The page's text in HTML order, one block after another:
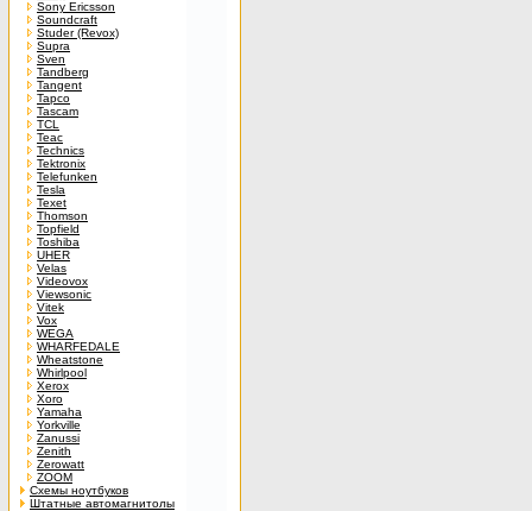
Sony Ericsson
Soundcraft
Studer (Revox)
Supra
Sven
Tandberg
Tangent
Tapco
Tascam
TCL
Teac
Technics
Tektronix
Telefunken
Tesla
Texet
Thomson
Topfield
Toshiba
UHER
Velas
Videovox
Viewsonic
Vitek
Vox
WEGA
WHARFEDALE
Wheatstone
Whirlpool
Xerox
Xoro
Yamaha
Yorkville
Zanussi
Zenith
Zerowatt
ZOOM
Схемы ноутбуков
Штатные автомагнитолы